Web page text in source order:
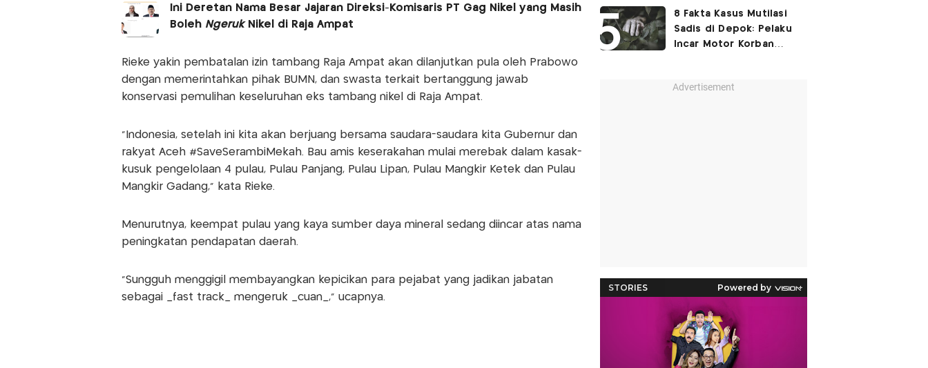
Ini Deretan Nama Besar Jajaran Direksi-Komisaris PT Gag Nikel yang Masih
Boleh NgerukNikel di Raja Ampat
Rieke yakin pembatalan izin tambang Raja Ampat akan dilanjutkan pula oleh Prabowo
dengan memerintahkan pihak BUMN, dan swasta terkait bertanggung jawab
konservasi pemulihan keseluruhan eks tambang nikel di Raja Ampat.
"Indonesia, setelah ini kita akan berjuang bersama saudara-saudara kita Gubernur dan
rakyat Aceh #SaveSerambiMekah. Bau amis keserakahan mulai merebak dalam kasak-
kusuk pengelolaan 4 pulau, Pulau Panjang, Pulau Lipan, Pulau Mangkir Ketek dan Pulau
Mangkir Gadang," kata Rieke.
Menurutnya, keempat pulau yang kaya sumber daya mineral sedang diincar atas nama
peningkatan pendapatan daerah.
"Sungguh menggigil membayangkan kepicikan para pejabat yang jadikan jabatan
sebagai _fast track_ mengeruk _cuan_," ucapnya.
Kegiatan Eskul
Menembak
8 Fakta Kasus Mutilasi
Sadis di Depok: Pelaku
Incar Motor Korban
Advertisement